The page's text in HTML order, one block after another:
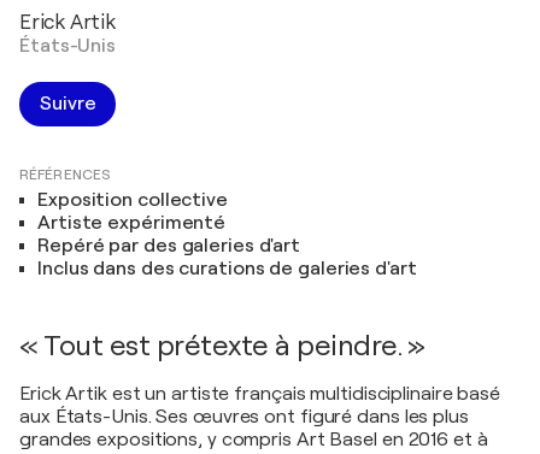
Erick Artik
États-Unis
Suivre
RÉFÉRENCES
Exposition collective
Artiste expérimenté
Repéré par des galeries d'art
Inclus dans des curations de galeries d'art
« Tout est prétexte à peindre. »
Erick Artik est un artiste français multidisciplinaire basé
aux États-Unis. Ses œuvres ont figuré dans les plus
grandes expositions, y compris Art Basel en 2016 et à